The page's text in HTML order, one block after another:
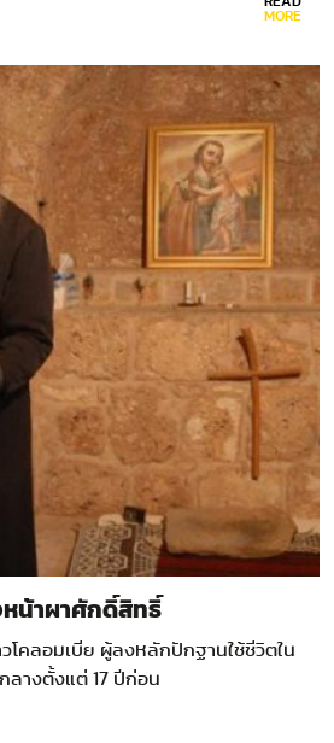
MORE
หน้าผาศักดิ์สิทธิ์
วโคลอมเบีย ผู้ลงหลักปักฐานใช้ชีวิตใน
ลางตั้งแต่ 17 ปีก่อน